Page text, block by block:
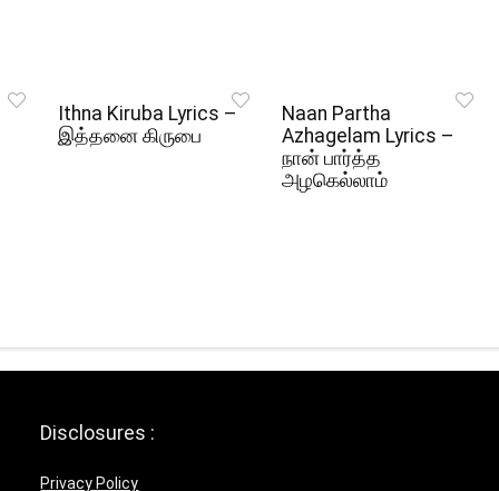
Ithna Kiruba Lyrics –
இத்தனை கிருபை
Naan Partha
Azhagelam Lyrics –
நான் பார்த்த
அழகெல்லாம்
Disclosures :
Privacy Policy